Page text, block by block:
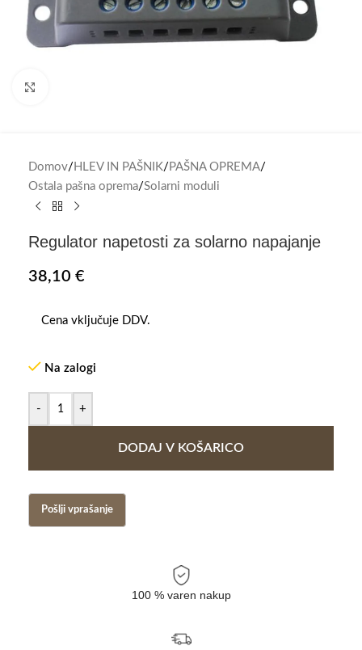
Domov/ HLEV IN PAŠNIK/ PAŠNA OPREMA/
Ostala pašna oprema/Solarni moduli
Regulator napetosti za solarno napajanje
38,10 €
Cena vključuje DDV.
Na zalogi
- +
DODAJ V KOŠARICO
100 % varen nakup